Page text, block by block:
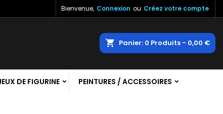
Bienvenue, Connexion ou Créez votre compte
Panier 0 Produits - 0,00 €
DE FIGURINE PEINTURES / ACCESSOIRES